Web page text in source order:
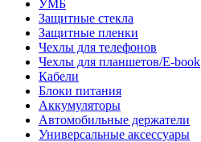
УМБ
Защитные стекла
Защитные пленки
Чехлы для телефонов
Чехлы для планшетов/E-book
Кабели
Блоки питания
Аккумуляторы
Автомобильные держатели
Универсальные аксессуары